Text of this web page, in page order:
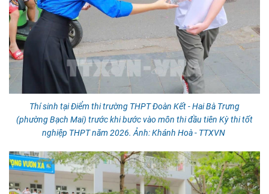
Thí sinh tại Điểm thi trường THPT Đoàn Kết - Hai Bà Trưng
(phường Bạch Mai) trước khi bước vào môn thi đầu tiên Kỳ thi tốt
nghiệp THPT năm 2026. Ảnh: Khánh Hoà - TTXVN